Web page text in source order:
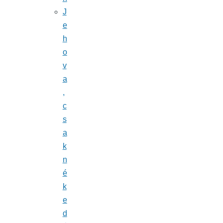
J
e
h
o
v
a
,
c
s
a
k
n
é
k
e
d